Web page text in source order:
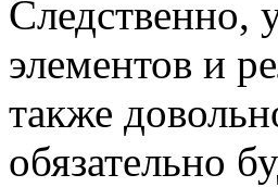
Следственно,
элементов и
также
обязательно